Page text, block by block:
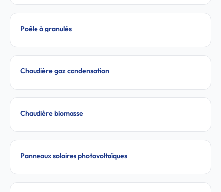
Poêle à granulés
Chaudière gaz condensation
Chaudière biomasse
Panneaux solaires photovoltaïques